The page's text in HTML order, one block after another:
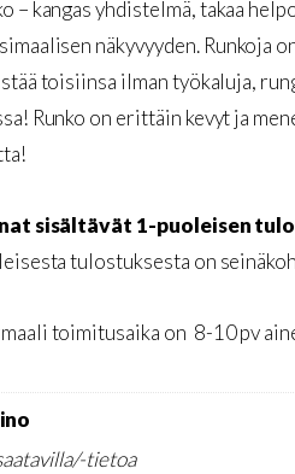
– kangas yhdistelmä, takaa
näkyvyyden. Runkoja
toisiinsa ilman työkaluja,
Runko on erittäin kevyt ja
sisältävät 1-puoleisen
tulostuksesta on
toimitusaika on 8-10 pv
tietoa